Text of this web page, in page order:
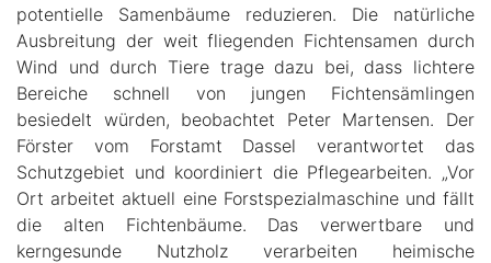
potentielle Samenbäume reduzieren. Die natürliche
Ausbreitung der weit fliegenden Fichtensamen durch
Wind und durch Tiere trage dazu bei, dass lichtere
Bereiche schnell von jungen Fichtensämlingen
besiedelt würden, beobachtet Peter Martensen. Der
Förster vom Forstamt Dassel verantwortet das
Schutzgebiet und koordiniert die Pflegearbeiten. „Vor
Ort arbeitet aktuell eine Forstspezialmaschine und fällt
die alten Fichtenbäume. Das verwertbare und
kerngesunde Nutzholz verarbeiten heimische